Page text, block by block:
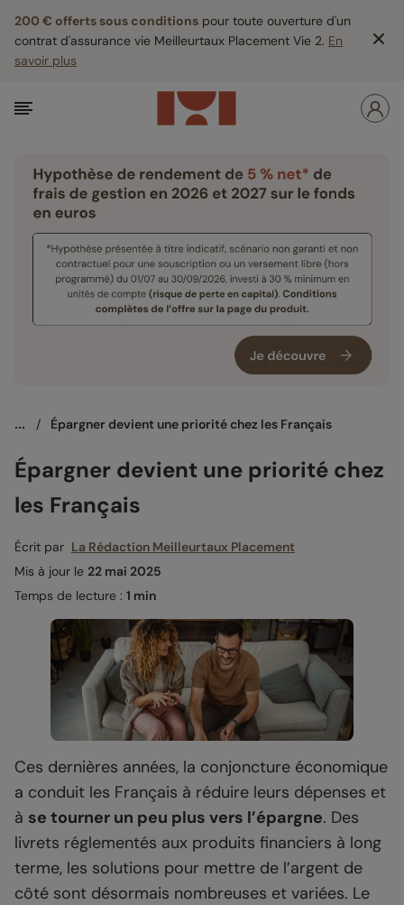
200 € offerts sous conditions pour toute ouverture d'un
contrat d'assurance vie Meilleurtaux Placement Vie 2. En
savoir plus
... / Épargner devient une priorité chez les Français
Épargner devient une priorité chez
les Français
Écrit par La Rédaction Meilleurtaux Placement
Mis à jour le 22 mai 2025
Temps de lecture : 1 min
Ces dernières années, la conjoncture économique
a conduit les Français à réduire leurs dépenses et
à se tourner un peu plus vers l’épargne. Des
livrets réglementés aux produits financiers à long
terme, les solutions pour mettre de l’argent de
côté sont désormais nombreuses et variées. Le